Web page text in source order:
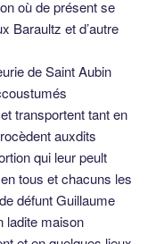
nous par lesdits
euz et receuz en
et de poids ayant
dont etc
d’eulx faire ratiffier
comme dit
et ledit Guerinet
femmes faire
rendre et bailler à
auxdits
jour et feste de Noël